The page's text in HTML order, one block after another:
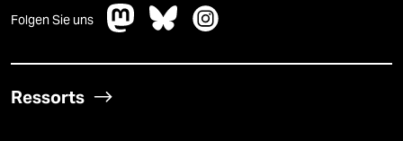
Folgen Sie uns
Ressorts